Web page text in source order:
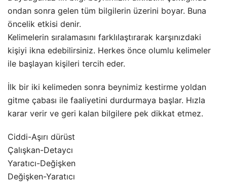
ondan sonra gelen tüm bilgilerin üzerini boyar. Buna
öncelik etkisi denir.
Kelimelerin sıralamasını farklılaştırarak karşınızdaki
kişiyi ikna edebilirsiniz. Herkes önce olumlu kelimeler
ile başlayan kişileri tercih eder.
İlk bir iki kelimeden sonra beynimiz kestirme yoldan
gitme çabası ile faaliyetini durdurmaya başlar. Hızla
karar verir ve geri kalan bilgilere pek dikkat etmez.
Ciddi-Aşırı dürüst
Çalışkan-Detaycı
Yaratıcı-Değişken
Değişken-Yaratıcı